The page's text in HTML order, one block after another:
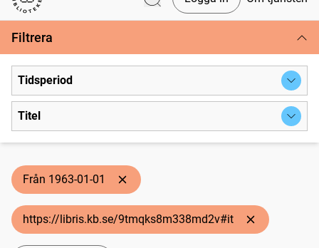
Svenska tidningar
Filtrera
Tidsperiod
Titel
Från 1963-01-01
https://libris.kb.se/9tmqks8m338md2v#it